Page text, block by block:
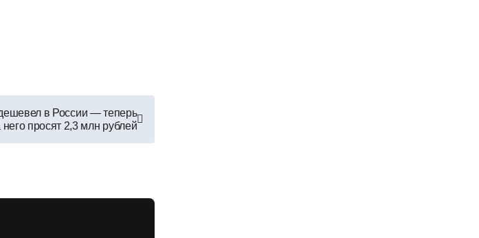
в России — теперь
него просят 2,3 млн рублей